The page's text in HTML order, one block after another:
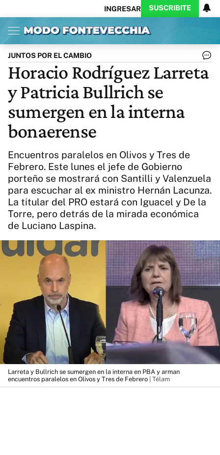
INGRESAR SUSCRIBITE
Inicio Ahora
Opinión
Política
Ciencia
Protagonistas
Cultura
Arte
Educación
Internacional
Clima
CARAS
Exitoina
Turismo
Videos
Córdoba
Reperfilar
Business
Noticias
Diario del Juicio
Actualidad
JUNTOS POR EL CAMBIO
Horacio Rodríguez Larreta
y Patricia Bullrich se
sumergen en la interna
bonaerense
Encuentros paralelos en Olivos y Tres de
Febrero. Este lunes el jefe de Gobierno
porteño se mostrará con Santilli y Valenzuela
para escuchar al ex ministro Hernán Lacunza.
La titular del PRO estará con Iguacel y De la
Torre, pero detrás de la mirada económica
de Luciano Laspina.
Larreta y Bullrich se sumergen en la interna en PBA y arman
encuentros paralelos en Olivos y Tres de Febrero | Télam